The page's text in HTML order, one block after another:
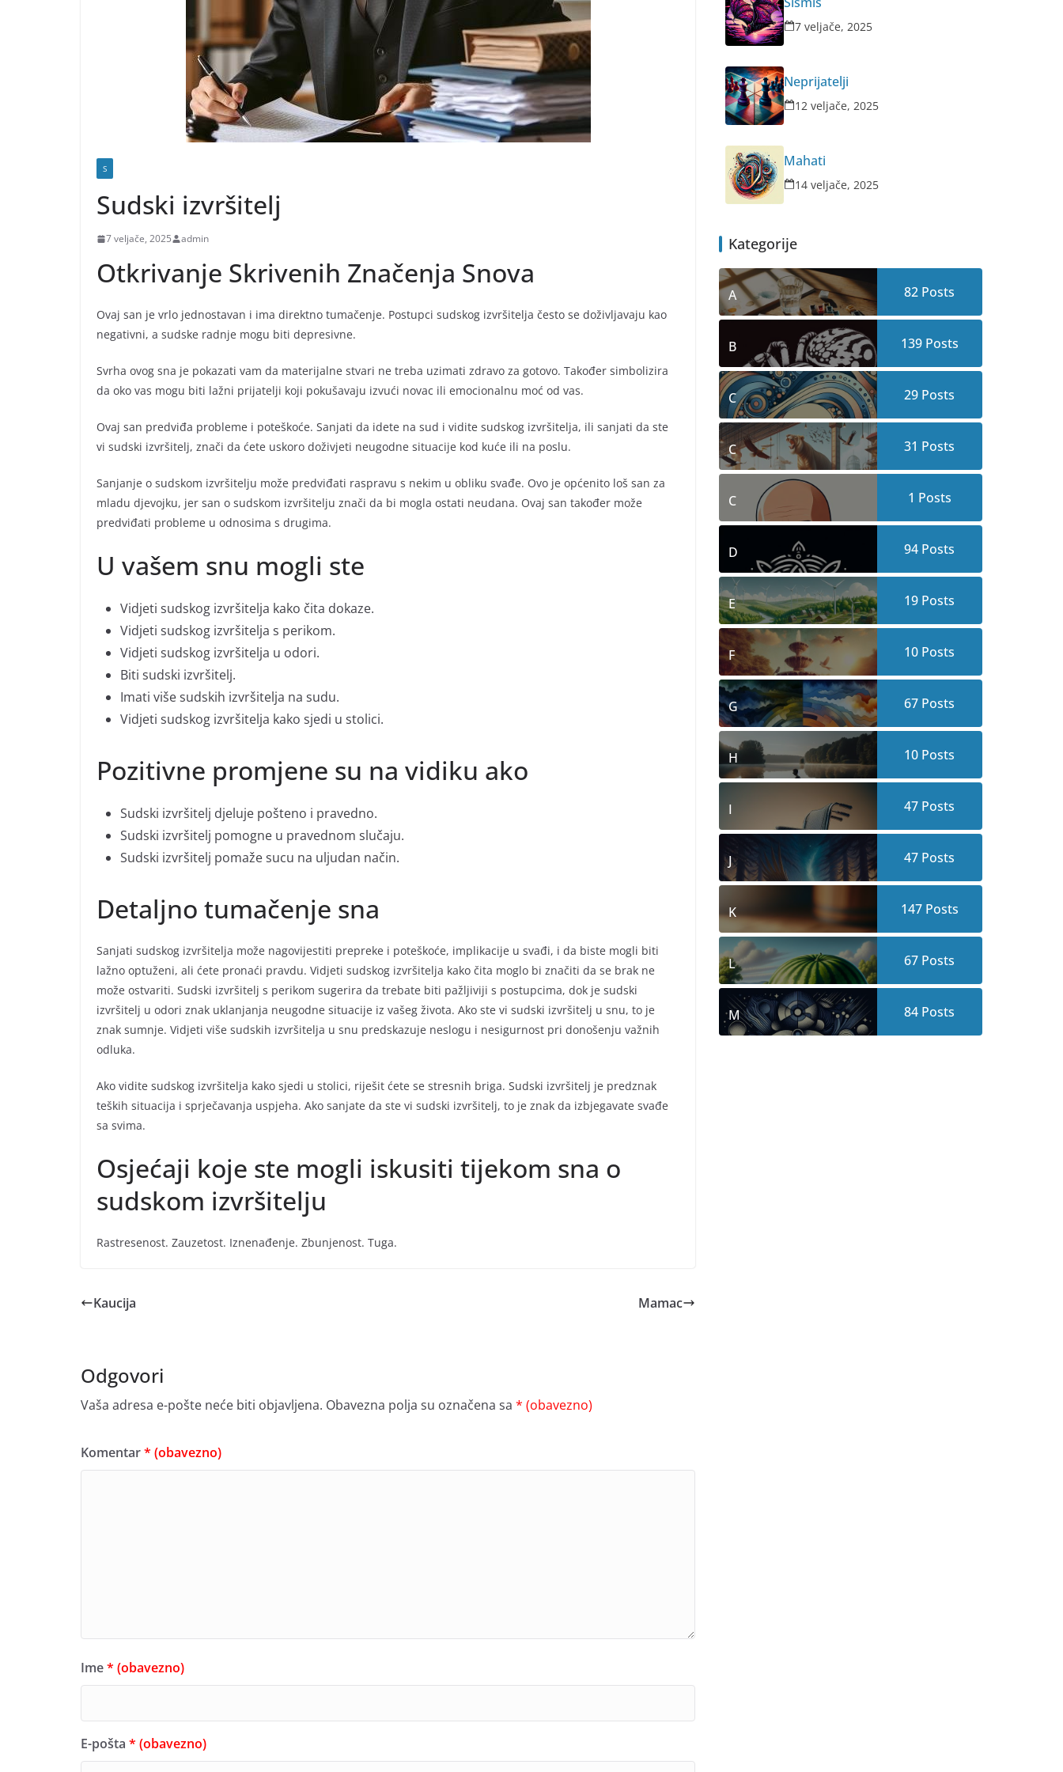
S
Sudski izvršitelj
7 veljače, 2025 admin
Otkrivanje Skrivenih Značenja Snova
Ovaj san je vrlo jednostavan i ima direktno tumačenje. Postupci sudskog izvršitelja često se doživljavaju kao
negativni, a sudske radnje mogu biti depresivne.
Svrha ovog sna je pokazati vam da materijalne stvari ne treba uzimati zdravo za gotovo. Također simbolizira
da oko vas mogu biti lažni prijatelji koji pokušavaju izvući novac ili emocionalnu moć od vas.
Ovaj san predviđa probleme i poteškoće. Sanjati da idete na sud i vidite sudskog izvršitelja, ili sanjati da ste
vi sudski izvršitelj, znači da ćete uskoro doživjeti neugodne situacije kod kuće ili na poslu.
Sanjanje o sudskom izvršitelju može predviđati raspravu s nekim u obliku svađe. Ovo je općenito loš san za
mladu djevojku, jer san o sudskom izvršitelju znači da bi mogla ostati neudana. Ovaj san također može
predviđati probleme u odnosima s drugima.
U vašem snu mogli ste
Vidjeti sudskog izvršitelja kako čita dokaze.
Vidjeti sudskog izvršitelja s perikom.
Vidjeti sudskog izvršitelja u odori.
Biti sudski izvršitelj.
Imati više sudskih izvršitelja na sudu.
Vidjeti sudskog izvršitelja kako sjedi u stolici.
Pozitivne promjene su na vidiku ako
Sudski izvršitelj djeluje pošteno i pravedno.
Sudski izvršitelj pomogne u pravednom slučaju.
Sudski izvršitelj pomaže sucu na uljudan način.
Detaljno tumačenje sna
Sanjati sudskog izvršitelja može nagovijestiti prepreke i poteškoće, implikacije u svađi, i da biste mogli biti
lažno optuženi, ali ćete pronaći pravdu. Vidjeti sudskog izvršitelja kako čita moglo bi značiti da se brak ne
može ostvariti. Sudski izvršitelj s perikom sugerira da trebate biti pažljiviji s postupcima, dok je sudski
izvršitelj u odori znak uklanjanja neugodne situacije iz vašeg života. Ako ste vi sudski izvršitelj u snu, to je
znak sumnje. Vidjeti više sudskih izvršitelja u snu predskazuje neslogu i nesigurnost pri donošenju važnih
odluka.
Ako vidite sudskog izvršitelja kako sjedi u stolici, riješit ćete se stresnih briga. Sudski izvršitelj je predznak
teških situacija i sprječavanja uspjeha. Ako sanjate da ste vi sudski izvršitelj, to je znak da izbjegavate svađe
sa svima.
Osjećaji koje ste mogli iskusiti tijekom sna o
sudskom izvršitelju
Rastresenost. Zauzetost. Iznenađenje. Zbunjenost. Tuga.
Kaucija Mamac
Odgovori
Vaša adresa e-pošte neće biti objavljena. Obavezna polja su označena sa * (obavezno)
Komentar* (obavezno)
Ime* (obavezno)
E-pošta * (obavezno)
7 veljače, 2025
Neprijatelji
12 veljače, 2025
Mahati
14 veljače, 2025
Kategorije
A 82 Posts
B 139Posts
C 29 Posts
C 31 Posts
C 1 Posts
D 94 Posts
E 19 Posts
F 10 Posts
G 67 Posts
H 10 Posts
I 47 Posts
J 47 Posts
K 147Posts
L 67 Posts
M 84 Posts